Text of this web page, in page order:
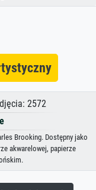
2572
Brooking. Dostępny jako
akwarelowej, papierze